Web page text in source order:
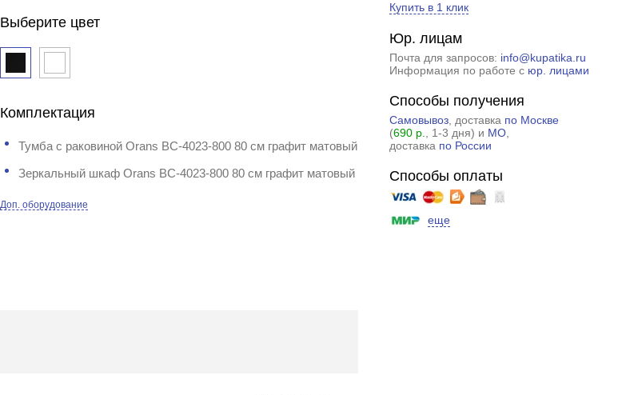
Выберите цвет
Комплектация
Тумба с раковиной Orans BC-4023-800 80 см графит матовый
Зеркальный шкаф Orans BC-4023-800 80 см графит матовый
Доп. оборудование
Купить в 1 клик
Юр. лицам
Почта для запросов: info@kupatika.ru
Информация по работе с юр. лицами
Способы получения
Самовывоз, доставка по Москве
(690 р. , 1-3 дня) и МО,
доставка по России
Способы оплаты
еще